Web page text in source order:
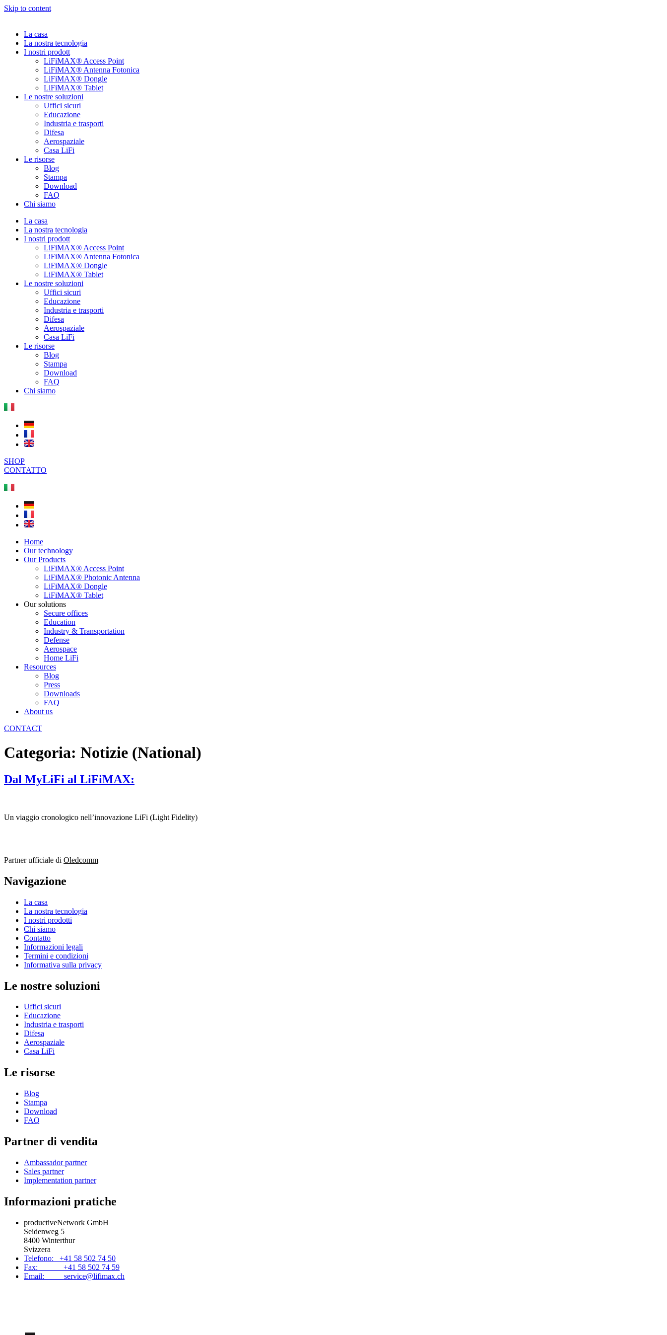
Skip to content
La casa
La nostra tecnologia
I nostri prodott
LiFiMAX® Access Point
LiFiMAX® Antenna Fotonica
LiFiMAX® Dongle
LiFiMAX® Tablet
Le nostre soluzioni
Uffici sicuri
Educazione
Industria e trasporti
Difesa
Aerospaziale
Casa LiFi
Le risorse
Blog
Stampa
Download
FAQ
Chi siamo
La casa
La nostra tecnologia
I nostri prodott
LiFiMAX® Access Point
LiFiMAX® Antenna Fotonica
LiFiMAX® Dongle
LiFiMAX® Tablet
Le nostre soluzioni
Uffici sicuri
Educazione
Industria e trasporti
Difesa
Aerospaziale
Casa LiFi
Le risorse
Blog
Stampa
Download
FAQ
Chi siamo
SHOP
CONTATTO
Home
Our technology
Our Products
LiFiMAX® Access Point
LiFiMAX® Photonic Antenna
LiFiMAX® Dongle
LiFiMAX® Tablet
Our solutions
Secure offices
Education
Industry & Transportation
Defense
Aerospace
Home LiFi
Resources
Blog
Press
Downloads
FAQ
About us
CONTACT
Categoria: Notizie (National)
Dal MyLiFi al LiFiMAX:
Un viaggio cronologico nell’innovazione LiFi (Light Fidelity)
Partner ufficiale di Oledcomm
Navigazione
La casa
La nostra tecnologia
I nostri prodotti
Chi siamo
Contatto
Informazioni legali
Termini e condizioni
Informativa sulla privacy
Le nostre soluzioni
Uffici sicuri
Educazione
Industria e trasporti
Difesa
Aerospaziale
Casa LiFi
Le risorse
Blog
Stampa
Download
FAQ
Partner di vendita
Ambassador partner
Sales partner
Implementation partner
Informazioni pratiche
productiveNetwork GmbH
Seidenweg 5
8400 Winterthur
Svizzera
Telefono: +41 58 502 74 50
Fax: +41 58 502 74 59
Email: service@lifimax.ch